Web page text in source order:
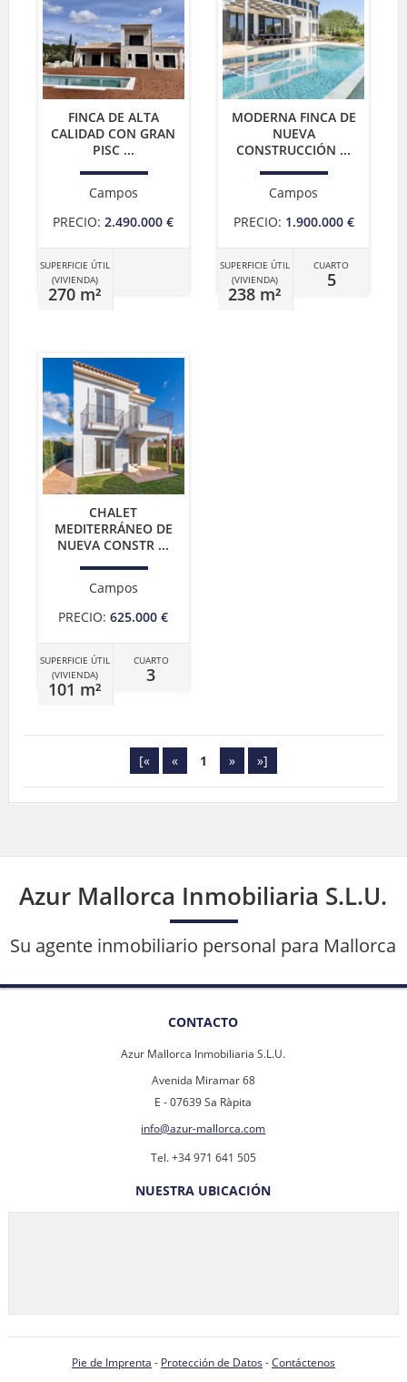
FINCA DE ALTA
CALIDAD CON GRAN
PISC ...
Campos
PRECIO: 2.490.000 €
SUPERFICIE ÚTIL
(VIVIENDA)
270 m²
MODERNA FINCA DE
NUEVA
CONSTRUCCIÓN ...
Campos
PRECIO: 1.900.000 €
SUPERFICIE ÚTIL
(VIVIENDA)
238 m²
CUARTO
5
CHALET
MEDITERRÁNEO DE
NUEVA CONSTR ...
Campos
PRECIO: 625.000 €
SUPERFICIE ÚTIL
(VIVIENDA)
101 m²
CUARTO
3
[« « 1 » »]
Azur Mallorca Inmobiliaria S.L.U.
Su agente inmobiliario personal para Mallorca
CONTACTO
Azur Mallorca Inmobiliaria S.L.U.
Avenida Miramar 68
E - 07639 Sa Ràpita
info@azur-mallorca.com
Tel. +34 971 641 505
NUESTRA UBICACIÓN
Pie de Imprenta - Protección de Datos-Contáctenos